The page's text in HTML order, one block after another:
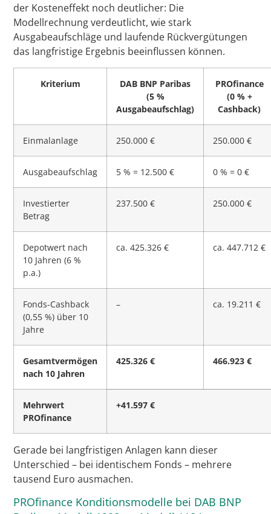
der Kosteneffekt noch deutlicher: Die
Modellrechnung verdeutlicht, wie stark
Ausgabeaufschläge und laufende Rückvergütungen
das langfristige Ergebnis beeinflussen können.
Kriterium
DAB BNP Paribas
(5 %
Ausgabeaufschlag)
PROfinance
(0 % +
Cashback)
Einmalanlage 250.000 € 250.000 €
Ausgabeaufschlag 5 % = 12.500 € 0 % = 0 €
Investierter
Betrag
237.500 € 250.000 €
Depotwert nach
10 Jahren (6 %
p.a.)
ca. 425.326 € ca. 447.712 €
Fonds-Cashback
(0,55 %) über 10
Jahre
– ca. 19.211 €
Gesamtvermögen
nach 10 Jahren
425.326 € 466.923 €
Mehrwert
PROfinance
+41.597 €
Gerade bei langfristigen Anlagen kann dieser
Unterschied – bei identischem Fonds – mehrere
tausend Euro ausmachen.
PROfinance Konditionsmodelle bei DAB BNP